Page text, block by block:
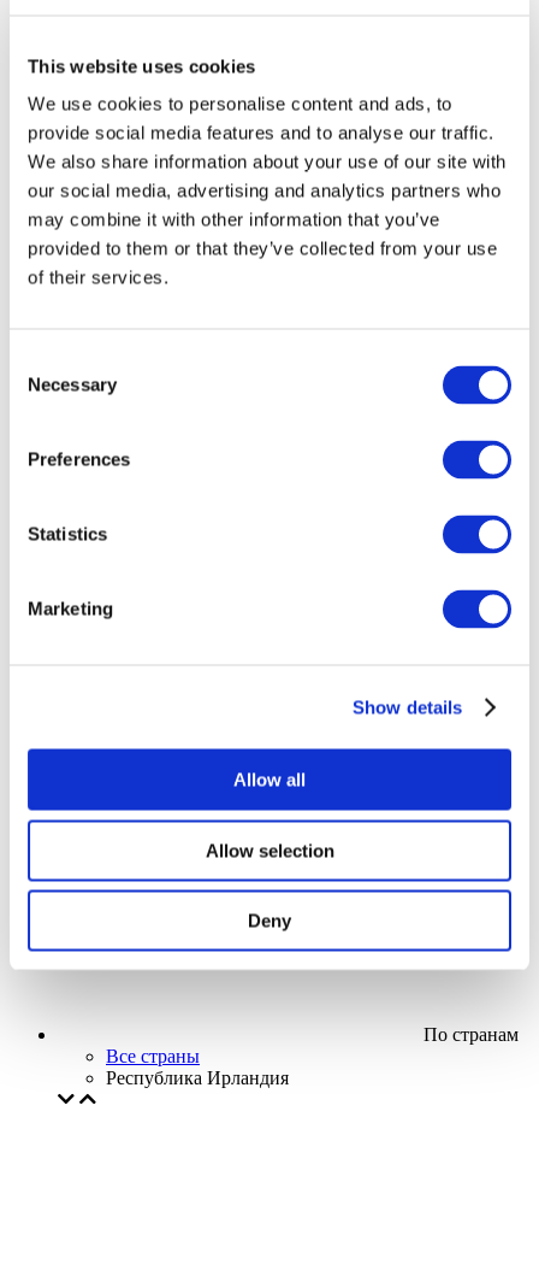
This website uses cookies
We use cookies to personalise content and ads, to
provide social media features and to analyse our traffic.
We also share information about your use of our site with
our social media, advertising and analytics partners who
may combine it with other information that you’ve
provided to them or that they’ve collected from your use
of their services.
Selection
Necessary
Preferences
Statistics
Marketing
Show details
Allow all
Allow selection
Deny
Творческий вечер
Наше спецпредложение
Применить
По странам
Все страны
Республика Ирландия